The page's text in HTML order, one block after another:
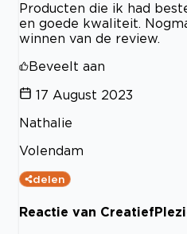
Producten die ik had
en goede kwaliteit.
winnen van de review.
Beveelt aan
17 August 2023
Nathalie
Volendam
delen
Reactie van